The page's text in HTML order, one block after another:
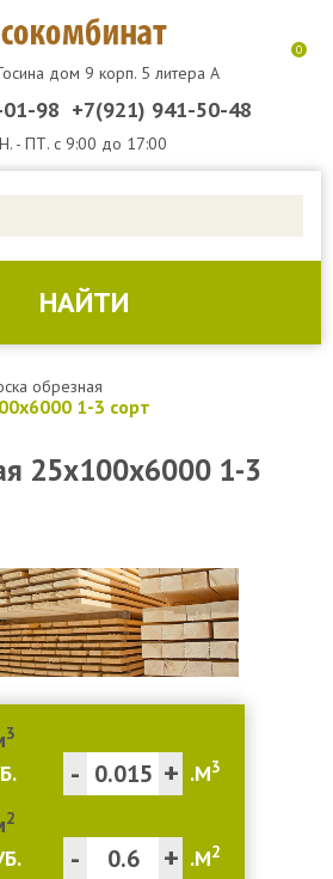
дом 9 корп. 5 литера А
98 +7(921) 941-50-48
- ПТ. с 9:00 до 17:00
0
СТРОИТЕЛЬНАЯ
БРУСОК
НЕОБРЕЗНАЯ
НАЙТИ
обрезная
1-3 сорт
25х100х6000 1-3
3
- + .М3
2
- + .М2